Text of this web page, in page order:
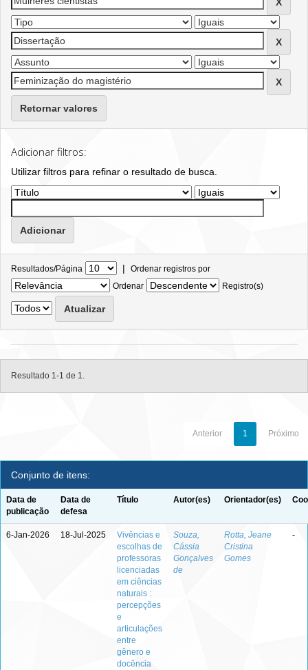
Retornar valores
Adicionar filtros:
Utilizar filtros para refinar o resultado de busca.
Resultados/Página | Ordenar registros por
Ordenar
Registro(s)
Resultado 1-1 de 1.
Anterior 1 Próximo
Conjunto de itens:
Data de
publicação
Data de
defesa
Título Autor(es) Orientador(es)
6-Jan-2026 18-Jul-2025
Vivências e
escolhas de
professoras
licenciadas
em ciências
naturais :
percepções
e
articulações
entre
gênero e
docência
Souza,
Cássia
Gonçalves
de
Rotta, Jeane
Cristina
Gomes
-